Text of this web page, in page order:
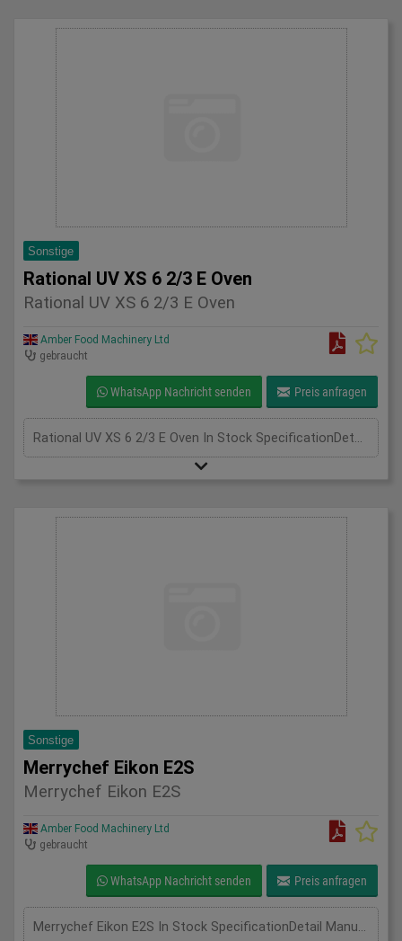
Sonstige
Rational UV XS 6 2/3 E Oven
Rational UV XS 6 2/3 E Oven
Amber Food Machinery Ltd
gebraucht
WhatsApp Nachricht senden Preis anfragen
Rational UV XS 6 2/3 E Oven In Stock SpecificationDetail Manufacturer Rational Model Rational UV XS 6 2/3 E Oven Phase 3 Phase Length(mm) 600 Width(mm) 670 Height(mm) 820
Sonstige
Merrychef Eikon E2S
Merrychef Eikon E2S
Amber Food Machinery Ltd
gebraucht
WhatsApp Nachricht senden Preis anfragen